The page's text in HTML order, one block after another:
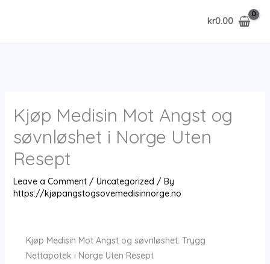
kr0.00
Kjøp Medisin Mot Angst og
søvnløshet i Norge Uten
Resept
Leave a Comment / Uncategorized / By
https://kjøpangstogsovemedisinnorge.no
Kjøp Medisin Mot Angst og søvnløshet: Trygg
Nettapotek i Norge Uten Resept